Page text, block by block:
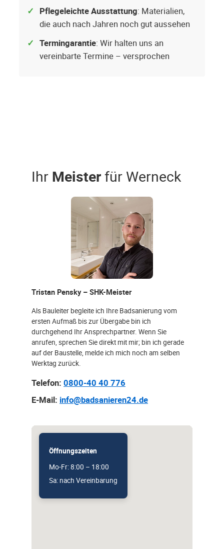
Pflegeleichte Ausstattung: Materialien,
die auch nach Jahren noch gut aussehen
Termingarantie: Wir halten uns an
vereinbarte Termine – versprochen
Ihr Meisterfür Werneck
Tristan Pensky – SHK-Meister
Als Bauleiter begleite ich Ihre Badsanierung vom
ersten Aufmaß bis zur Übergabe bin ich
durchgehend Ihr Ansprechpartner. Wenn Sie
anrufen, sprechen Sie direkt mit mir; bin ich gerade
auf der Baustelle, melde ich mich noch am selben
Werktag zurück.
Telefon: 0800-40 40 776
E-Mail: info@badsanieren24.de
Öffnungszeiten
Mo-Fr: 8:00 – 18:00
Sa: nach Vereinbarung